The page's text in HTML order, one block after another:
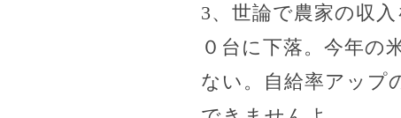
3、世論で農家の収
０台に下落。今年の
ない。自給率アップ